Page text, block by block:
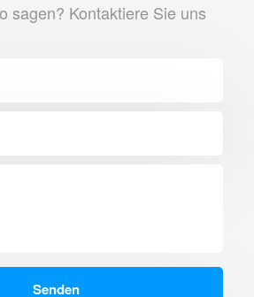
sagen? Kontaktiere Sie uns